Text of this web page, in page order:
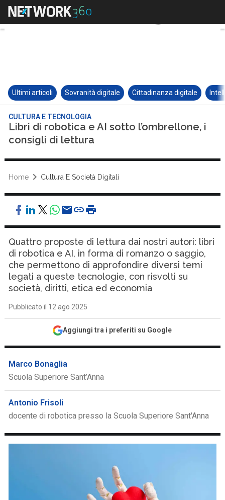
Ultimi articoli Sovranità digitale Cittadinanza digitale
CULTURA E TECNOLOGIA
Libri di robotica e AI sotto l’ombrellone, i
consigli di lettura
Home Cultura E Società Digitali
Quattro proposte di lettura dai nostri autori: libri
di robotica e AI, in forma di romanzo o saggio,
che permettono di approfondire diversi temi
legati a queste tecnologie, con risvolti su
società, diritti, etica ed economia
Pubblicato il 12 ago 2025
Aggiungi tra i preferiti su Google
Marco Bonaglia
Scuola Superiore Sant’Anna
Antonio Frisoli
docente di robotica presso la Scuola Superiore Sant'Anna